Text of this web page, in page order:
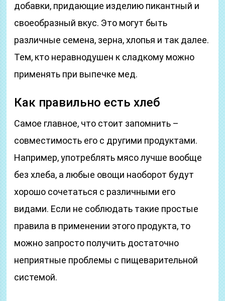
добавки, придающие изделию пикантный и
своеобразный вкус. Это могут быть
различные семена, зерна, хлопья и так далее.
Тем, кто неравнодушен к сладкому можно
применять при выпечке мед.
Как правильно есть хлеб
Самое главное, что стоит запомнить –
совместимость его с другими продуктами.
Например, употреблять мясо лучше вообще
без хлеба, а любые овощи наоборот будут
хорошо сочетаться с различными его
видами. Если не соблюдать такие простые
правила в применении этого продукта, то
можно запросто получить достаточно
неприятные проблемы с пищеварительной
системой.